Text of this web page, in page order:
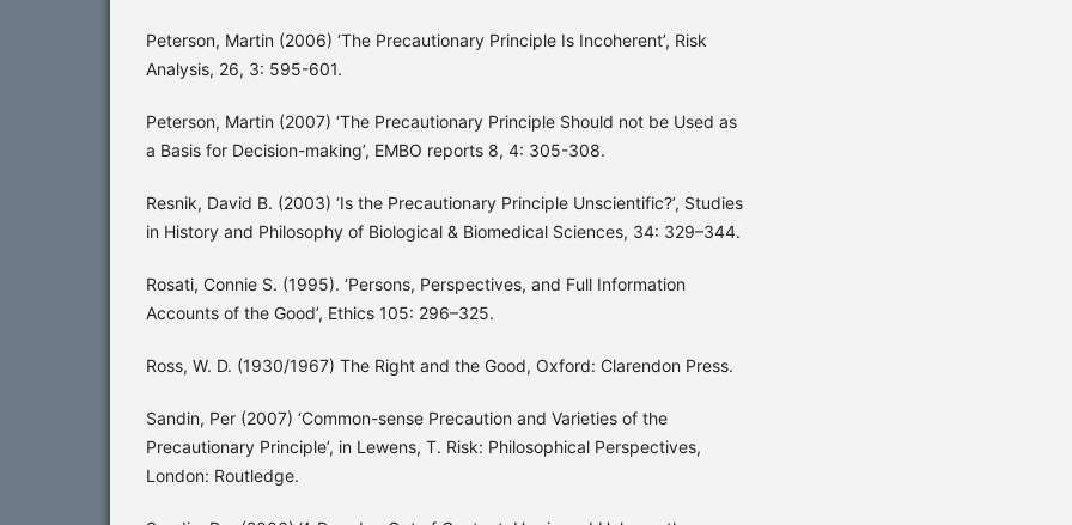
Peterson, Martin (2006) ‘The Precautionary Principle Is Incoherent’, Risk
Analysis, 26, 3: 595-601.
Peterson, Martin (2007) ‘The Precautionary Principle Should not be Used as
a Basis for Decision-making’, EMBO reports 8, 4: 305-308.
Resnik, David B. (2003) ‘Is the Precautionary Principle Unscientific?’, Studies
in History and Philosophy of Biological & Biomedical Sciences, 34: 329–344.
Rosati, Connie S. (1995). ‘Persons, Perspectives, and Full Information
Accounts of the Good’, Ethics 105: 296–325.
Ross, W. D. (1930/1967) The Right and the Good, Oxford: Clarendon Press.
Sandin, Per (2007) ‘Common-sense Precaution and Varieties of the
Precautionary Principle’, in Lewens, T. Risk: Philosophical Perspectives,
London: Routledge.